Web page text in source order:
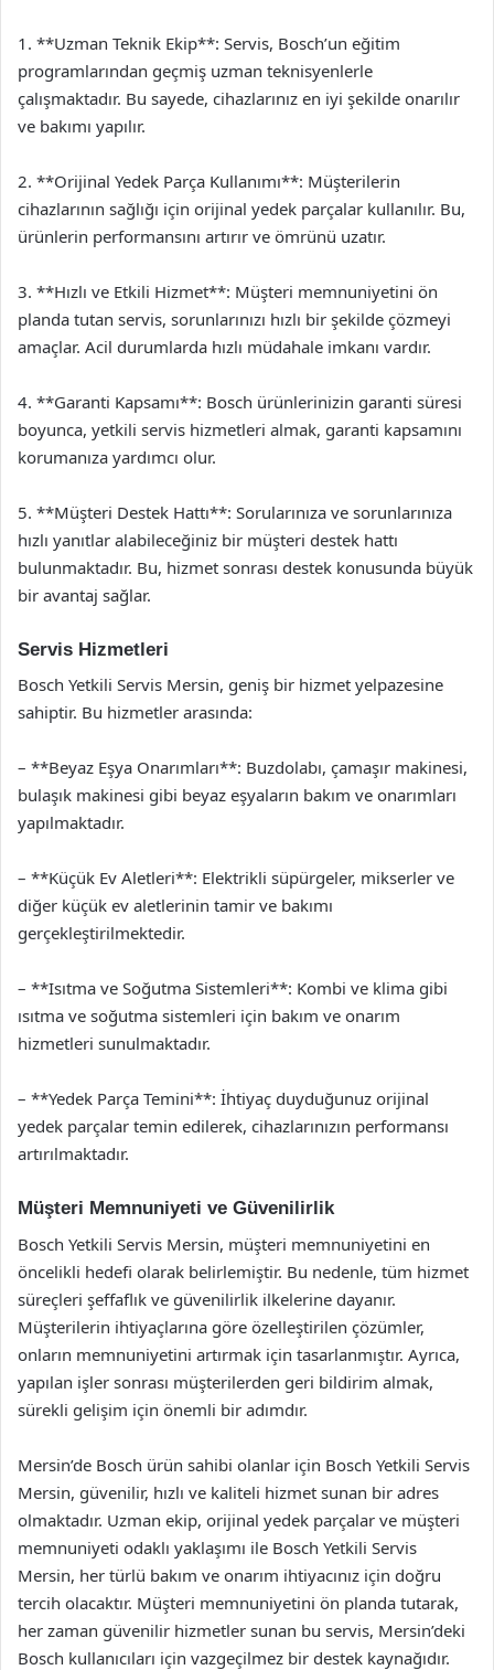
1. **Uzman Teknik Ekip**: Servis, Bosch’un eğitim
programlarından geçmiş uzman teknisyenlerle
çalışmaktadır. Bu sayede, cihazlarınız en iyi şekilde onarılır
ve bakımı yapılır.
2. **Orijinal Yedek Parça Kullanımı**: Müşterilerin
cihazlarının sağlığı için orijinal yedek parçalar kullanılır. Bu,
ürünlerin performansını artırır ve ömrünü uzatır.
3. **Hızlı ve Etkili Hizmet**: Müşteri memnuniyetini ön
planda tutan servis, sorunlarınızı hızlı bir şekilde çözmeyi
amaçlar. Acil durumlarda hızlı müdahale imkanı vardır.
4. **Garanti Kapsamı**: Bosch ürünlerinizin garanti süresi
boyunca, yetkili servis hizmetleri almak, garanti kapsamını
korumanıza yardımcı olur.
5. **Müşteri Destek Hattı**: Sorularınıza ve sorunlarınıza
hızlı yanıtlar alabileceğiniz bir müşteri destek hattı
bulunmaktadır. Bu, hizmet sonrası destek konusunda büyük
bir avantaj sağlar.
Servis Hizmetleri
Bosch Yetkili Servis Mersin, geniş bir hizmet yelpazesine
sahiptir. Bu hizmetler arasında:
– **Beyaz Eşya Onarımları**: Buzdolabı, çamaşır makinesi,
bulaşık makinesi gibi beyaz eşyaların bakım ve onarımları
yapılmaktadır.
– **Küçük Ev Aletleri**: Elektrikli süpürgeler, mikserler ve
diğer küçük ev aletlerinin tamir ve bakımı
gerçekleştirilmektedir.
– **Isıtma ve Soğutma Sistemleri**: Kombi ve klima gibi
ısıtma ve soğutma sistemleri için bakım ve onarım
hizmetleri sunulmaktadır.
– **Yedek Parça Temini**: İhtiyaç duyduğunuz orijinal
yedek parçalar temin edilerek, cihazlarınızın performansı
artırılmaktadır.
Müşteri Memnuniyeti ve Güvenilirlik
Bosch Yetkili Servis Mersin, müşteri memnuniyetini en
öncelikli hedefi olarak belirlemiştir. Bu nedenle, tüm hizmet
süreçleri şeffaflık ve güvenilirlik ilkelerine dayanır.
Müşterilerin ihtiyaçlarına göre özelleştirilen çözümler,
onların memnuniyetini artırmak için tasarlanmıştır. Ayrıca,
yapılan işler sonrası müşterilerden geri bildirim almak,
sürekli gelişim için önemli bir adımdır.
Mersin’de Bosch ürün sahibi olanlar için Bosch Yetkili Servis
Mersin, güvenilir, hızlı ve kaliteli hizmet sunan bir adres
olmaktadır. Uzman ekip, orijinal yedek parçalar ve müşteri
memnuniyeti odaklı yaklaşımı ile Bosch Yetkili Servis
Mersin, her türlü bakım ve onarım ihtiyacınız için doğru
tercih olacaktır. Müşteri memnuniyetini ön planda tutarak,
her zaman güvenilir hizmetler sunan bu servis, Mersin’deki
Bosch kullanıcıları için vazgeçilmez bir destek kaynağıdır.